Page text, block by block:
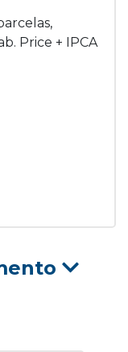
Price + IPCA